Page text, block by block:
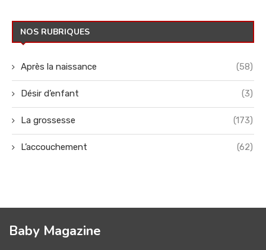
NOS RUBRIQUES
Après la naissance (58)
Désir d’enfant (3)
La grossesse (173)
L’accouchement (62)
Baby Magazine